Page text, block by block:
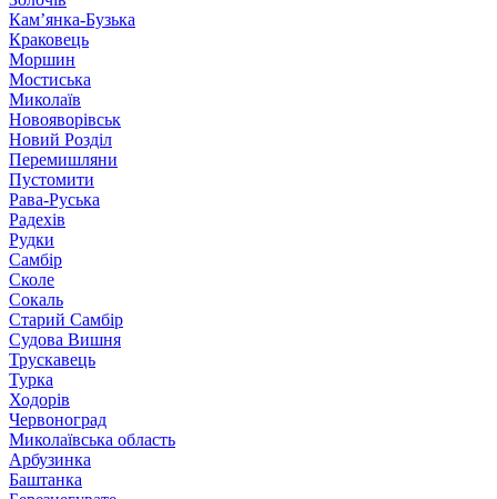
Кам’янка-Бузька
Краковець
Моршин
Мостиська
Миколаїв
Новояворівськ
Новий Розділ
Перемишляни
Пустомити
Рава-Руська
Радехів
Рудки
Самбір
Сколе
Сокаль
Старий Самбір
Судова Вишня
Трускавець
Турка
Ходорів
Червоноград
Миколаївська область
Арбузинка
Баштанка